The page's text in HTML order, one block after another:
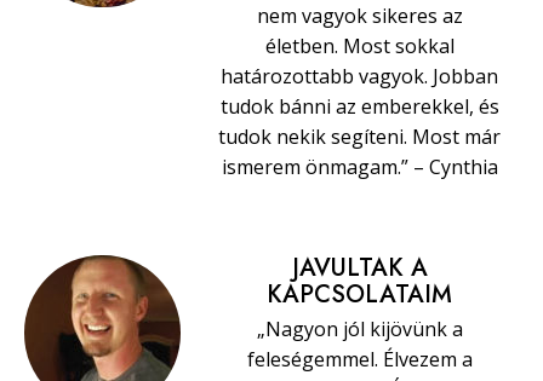
nem vagyok sikeres az
életben. Most sokkal
határozottabb vagyok. Jobban
tudok bánni az emberekkel, és
tudok nekik segíteni. Most már
ismerem önmagam.” – Cynthia
JAVULTAK A
KAPCSOLATAIM
„Nagyon jól kijövünk a
feleségemmel. Élvezem a